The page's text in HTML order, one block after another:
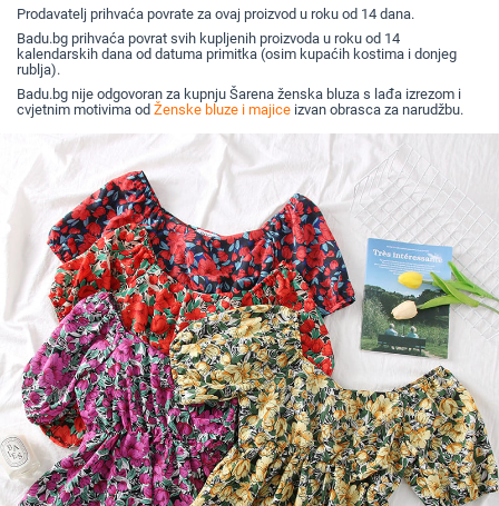
Prodavatelj prihvaća povrate za ovaj proizvod u roku od 14 dana.
Badu.bg prihvaća povrat svih kupljenih proizvoda u roku od 14
kalendarskih dana od datuma primitka (osim kupaćih kostima i donjeg
rublja).
Badu.bg nije odgovoran za kupnju Šarena ženska bluza s lađa izrezom i
cvjetnim motivima od Ženske bluze i majice izvan obrasca za narudžbu.